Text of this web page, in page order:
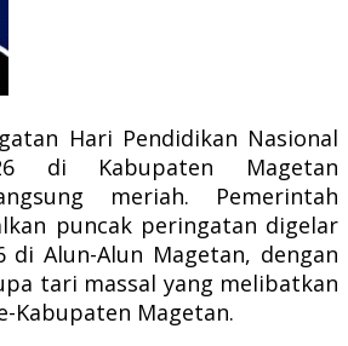
Hari Pendidikan Nasional
di Kabupaten Magetan
meriah. Pemerintah
puncak peringatan digelar
di Alun-Alun Magetan, dengan
tari massal yang melibatkan
Kabupaten Magetan.